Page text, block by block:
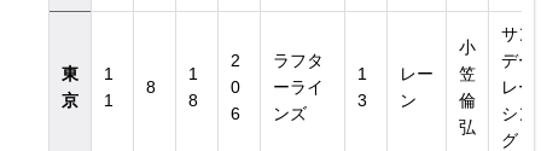
東
京
1
1
8
1
8
2
0
6
ラフタ
ーライ
ンズ
1
3
レー
ン
小
笠
倫
弘
サン
デー
レー
シン
グ